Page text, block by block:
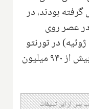
بودند، در
عصر روی
می‌دهند. سیل ماه گذشته (۱۵ و ۱۶ ژوئیه) در تورنتو
و جنوب انتاریو منجر به خسارت بیش از ۹۴۰ میلیون
پس از این تبلیغات